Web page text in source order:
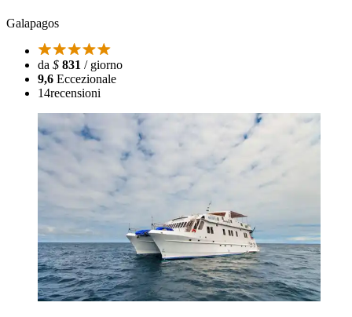
Galapagos
da $ 831 / giorno
9,6 Eccezionale
14recensioni